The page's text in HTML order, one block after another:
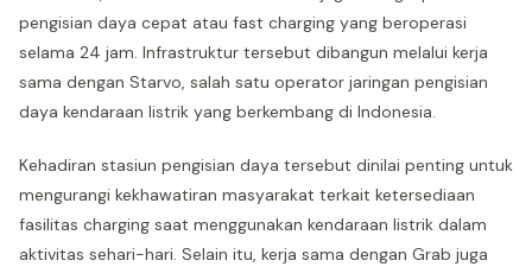
pengisian daya cepat atau fast charging yang beroperasi
selama 24 jam. Infrastruktur tersebut dibangun melalui kerja
sama dengan Starvo, salah satu operator jaringan pengisian
daya kendaraan listrik yang berkembang di Indonesia.
Kehadiran stasiun pengisian daya tersebut dinilai penting untuk
mengurangi kekhawatiran masyarakat terkait ketersediaan
fasilitas charging saat menggunakan kendaraan listrik dalam
aktivitas sehari-hari. Selain itu, kerja sama dengan Grab juga